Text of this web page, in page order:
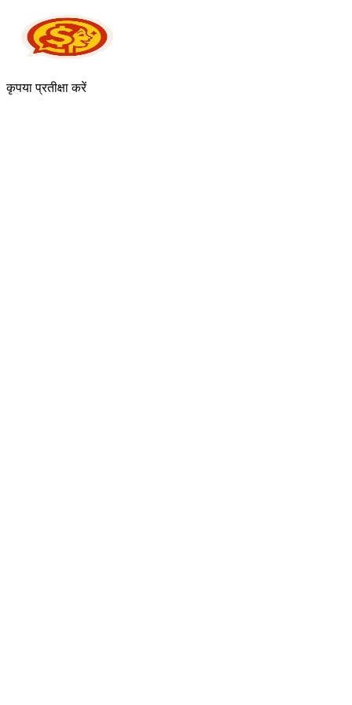
कृपया प्रतीक्षा करें